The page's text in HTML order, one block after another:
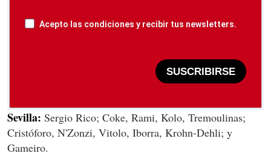
Acepto las condiciones y recibir tus newsletters.
SUSCRIBIRSE
Sevilla: Sergio Rico; Coke, Rami, Kolo, Tremoulinas;
Cristóforo, N'Zonzi, Vitolo, Iborra, Krohn-Dehli; y
Gameiro.